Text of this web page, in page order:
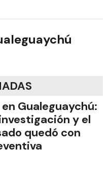
Gualeguaychú:
y el
quedó con